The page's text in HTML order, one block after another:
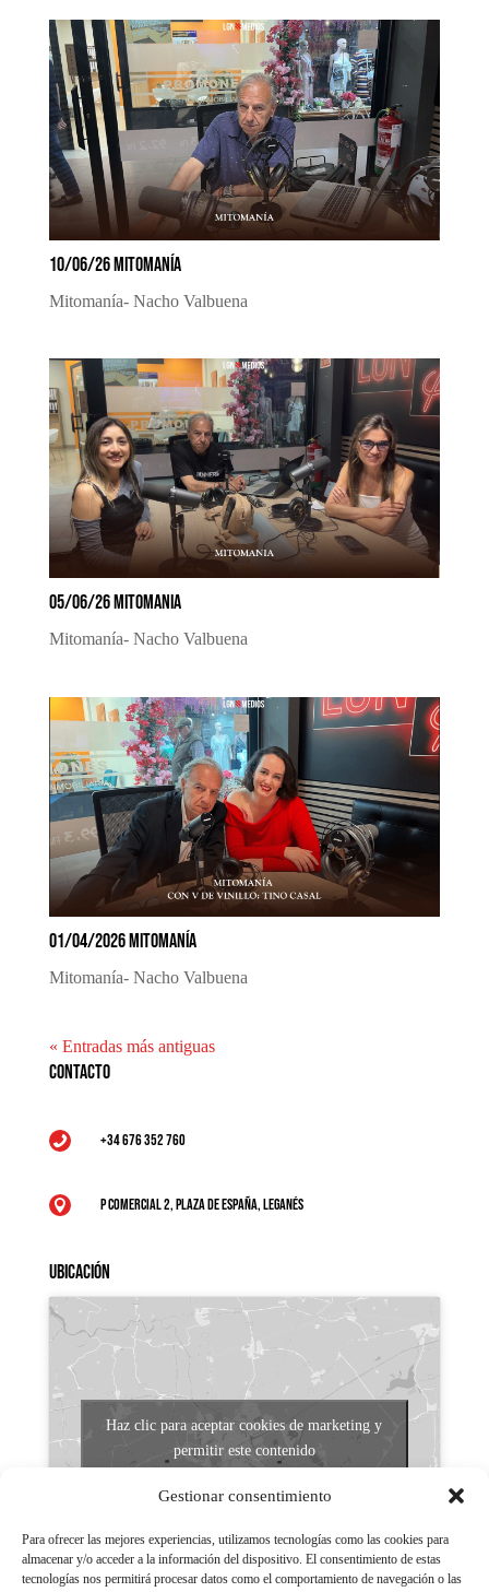
Gestionar consentimiento
Para ofrecer las mejores experiencias, utilizamos tecnologías como las cookies para
almacenar y/o acceder a la información del dispositivo. El consentimiento de estas
tecnologías nos permitirá procesar datos como el comportamiento de navegación o las
10/06/26 MITOMANÍA
Mitomanía- Nacho Valbuena
05/06/26 MITOMANIA
Mitomanía- Nacho Valbuena
01/04/2026 MITOMANÍA
Mitomanía- Nacho Valbuena
« Entradas más antiguas
Contacto
 +34 676 352 760
 P Comercial 2, Plaza de España, Leganés
Ubicación
Haz clic para aceptar cookies de marketing y
permitir este contenido